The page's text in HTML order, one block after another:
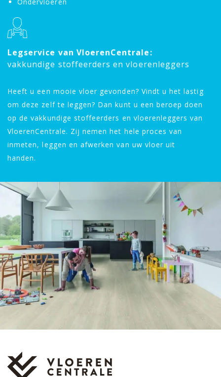
Legservice van VloerenCentrale:
vakkundige stoffeerders en vloerenleggers
Heeft u een mooie vloer gevonden? Vindt u het lastig
om deze zelf te leggen? Dan kunt u een beroep doen
op de vakkundige stoffeerders en vloerenleggers van
VloerenCentrale. Zij nemen het hele proces van
inmeten, leggen en afwerken van uw vloer uit
handen.